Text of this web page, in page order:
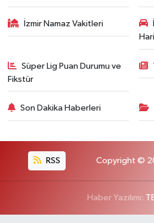
İzmir Namaz Vakitleri
Süper Lig Puan Durumu ve
Fikstür
Son Dakika Haberleri
RSS Copyright ©
Haber Yazılımı: